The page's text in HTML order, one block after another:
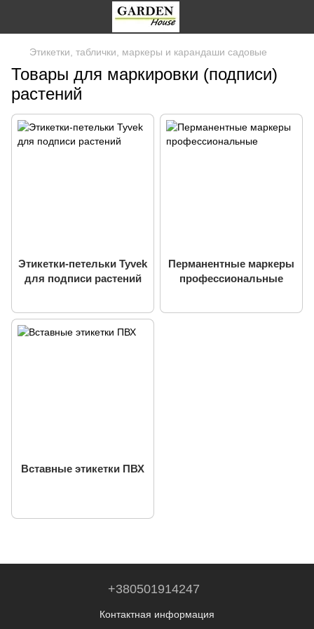
Этикетки, таблички, маркеры и карандаши садовые
Товары для маркировки (подписи)
растений
Этикетки-петельки Tyvek
для подписи растений
Перманентные маркеры
профессиональные
Вставные этикетки ПВХ
+380501914247
Контактная информация